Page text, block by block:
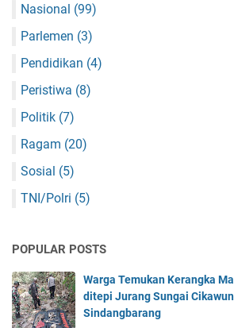
Nasional (99)
Parlemen (3)
Pendidikan (4)
Peristiwa (8)
Politik (7)
Ragam (20)
Sosial (5)
TNI/Polri (5)
POPULAR POSTS
Warga Temukan Kerangka
ditepi Jurang Sungai
Sindangbarang